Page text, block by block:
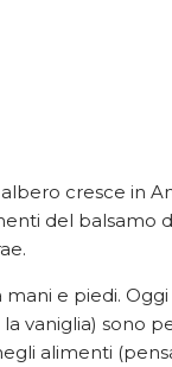
cresce in
del balsamo
e piedi.
vaniglia) sono
alimenti